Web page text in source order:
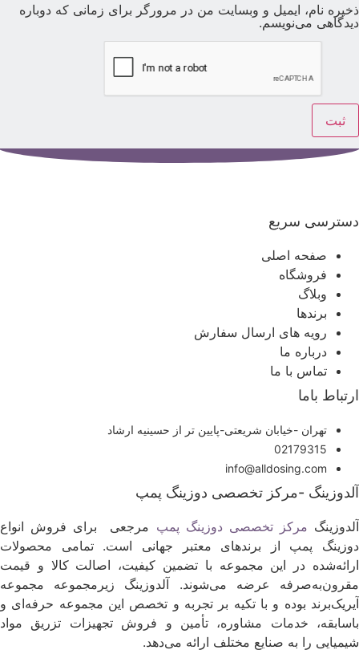
ذخیره نام، ایمیل و وبسایت من در مرورگر برای زمانی که دوباره
دیدگاهی می‌نویسم.
دسترسی سریع
صفحه اصلی
فروشگاه
وبلاگ
برندها
رویه های ارسال سفارش
درباره ما
تماس با ما
ارتباط باما
تهران -خیابان شریعتی-پایین تر از حسینیه ارشاد
02179315
info@alldosing.com
آلدوزینگ -مرکز تخصصی دوزینگ پمپ
مرکز تخصصی دوزینگ پمپ مرجعی برای فروش انواع
دوزینگ پمپ از برندهای معتبر جهانی است. تمامی محصولات
ارائه‌شده در این مجموعه با تضمین کیفیت، اصالت کالا و قیمت
مقرون‌به‌صرفه عرضه می‌شوند. آلدوزینگ زیرمجموعه مجموعه
آیریک‌برند بوده و با تکیه بر تجربه و تخصص این مجموعه حرفه‌ای و
باسابقه، خدمات مشاوره، تأمین و فروش تجهیزات تزریق مواد
شیمیایی را به صنایع مختلف ارائه می‌دهد.